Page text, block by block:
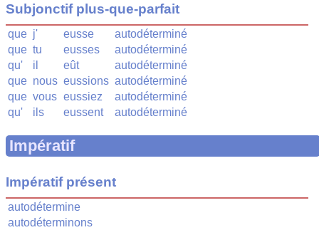
Subjonctif plus-que-parfait
que j' eusse
autodéterminé
que tu eusses
autodéterminé
qu'
il eût
autodéterminé
que nous eussions autodéterminé
que vous eussiez
autodéterminé
qu'
ils eussent autodéterminé
Impératif
Impératif présent
autodétermine
autodéterminons